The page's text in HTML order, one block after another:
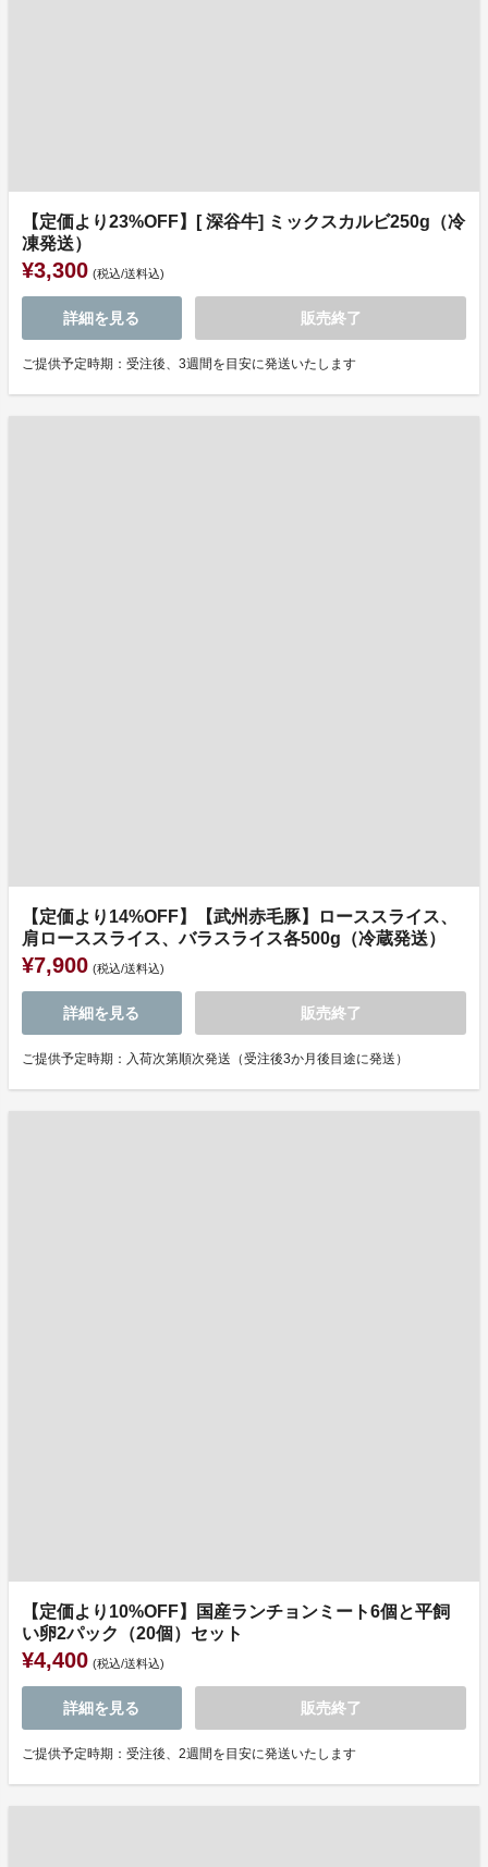
【定価より23%OFF】[ 深谷牛] ミックスカルビ250g（冷
凍発送）
¥3,300 (税込/送料込)
詳細を見る 販売終了
ご提供予定時期：受注後、3週間を目安に発送いたします
【定価より14%OFF】【武州赤毛豚】ローススライス、
肩ローススライス、バラスライス各500g（冷蔵発送）
¥7,900 (税込/送料込)
詳細を見る 販売終了
ご提供予定時期：入荷次第順次発送（受注後3か月後目途に発送）
【定価より10%OFF】国産ランチョンミート6個と平飼
い卵2パック（20個）セット
¥4,400 (税込/送料込)
詳細を見る 販売終了
ご提供予定時期：受注後、2週間を目安に発送いたします